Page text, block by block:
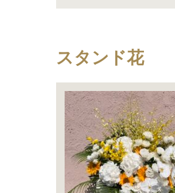
スタンド花